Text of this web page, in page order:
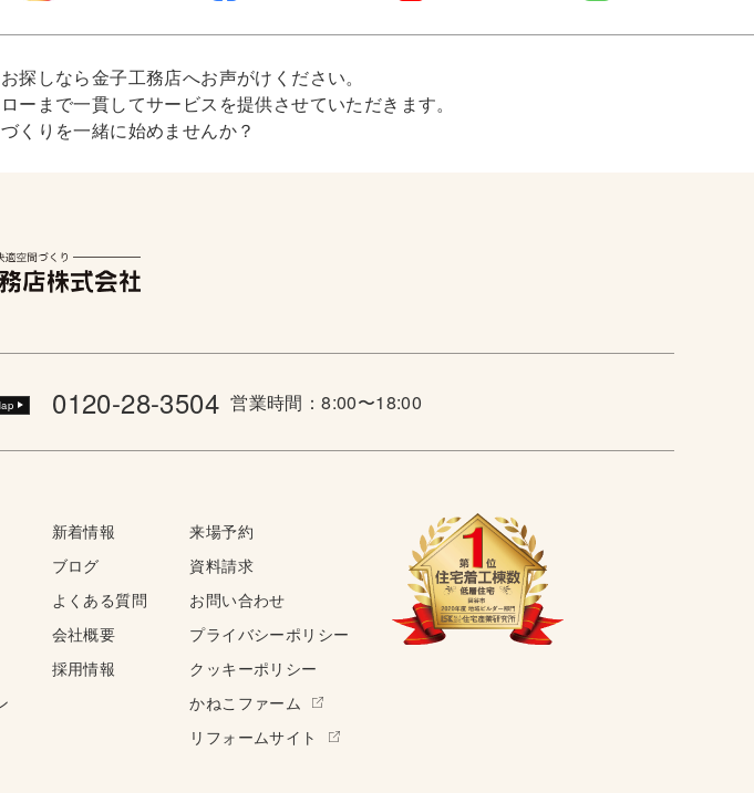
探しなら金子工務店へお声がけください。
まで一貫してサービスを提供させていただきます。
くりを一緒に始めませんか？
0120-28-3504 営業時間：8:00〜18:00
新着情報
ブログ
よくある質問
会社概要
採用情報
来場予約
資料請求
お問い合わせ
プライバシーポリシー
クッキーポリシー
かねこファーム
リフォームサイト